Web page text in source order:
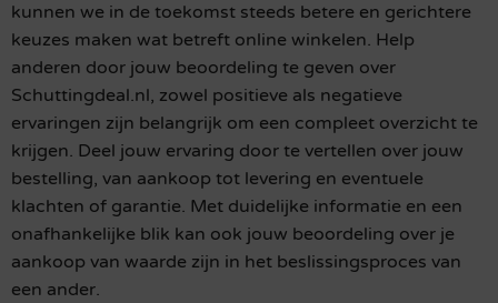
kunnen we in de toekomst steeds betere en gerichtere
keuzes maken wat betreft online winkelen. Help
anderen door jouw beoordeling te geven over
Schuttingdeal.nl, zowel positieve als negatieve
ervaringen zijn belangrijk om een compleet overzicht te
krijgen. Deel jouw ervaring door te vertellen over jouw
bestelling, van aankoop tot levering en eventuele
klachten of garantie. Met duidelijke informatie en een
onafhankelijke blik kan ook jouw beoordeling over je
aankoop van waarde zijn in het beslissingsproces van
een ander.